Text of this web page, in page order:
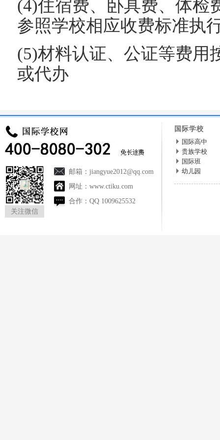
(4)住宿费、卧具费、体检
参照学校相应收费标准执
(5)材料认证、公证等费用
或代办
关注微信
邮箱： jiangyue2012@qq.com
网址： www.ctiku.com
合作： QQ 1009625532
国际学校
国际高中
贵族学校
国际班
幼儿园